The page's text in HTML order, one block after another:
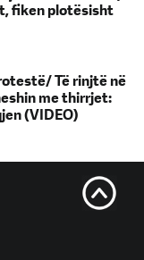
fiken plotësisht
Të rinjtë në
me thirrjet:
(VIDEO)